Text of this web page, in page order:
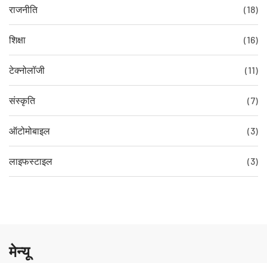
राजनीति (18)
शिक्षा (16)
टेक्नोलॉजी (11)
संस्कृति (7)
ऑटोमोबाइल (3)
लाइफस्टाइल (3)
मेन्यू